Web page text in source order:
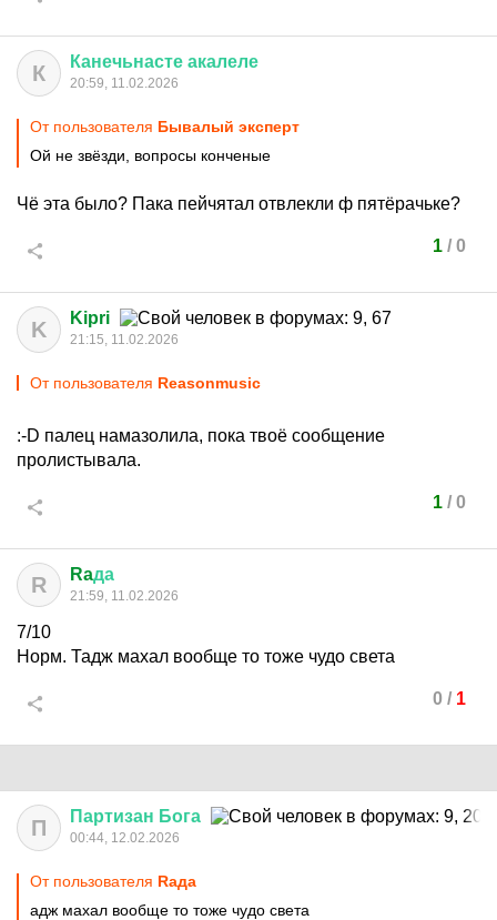
К Канечьнасте акалеле
20:59, 11.02.2026
От пользователя Бывалый эксперт
Ой не звёзди, вопросы конченые
Чё эта было? Пака пейчятал отвлекли ф пятёрачьке?
1/ 0
K Kipri
21:15, 11.02.2026
От пользователя Reasonmusic
:-D палец намазолила, пока твоё сообщение
пролистывала.
1/ 0
R Raда
21:59, 11.02.2026
7/10
Норм. Тадж махал вообще то тоже чудо света
0 / 1
П Партизан Бога
00:44, 12.02.2026
От пользователя Raда
адж махал вообще то тоже чудо света